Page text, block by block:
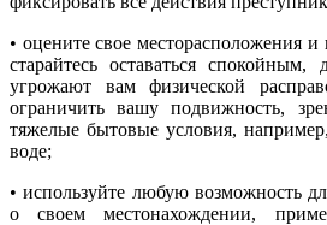
• оцените свое месторасположения и
старайтесь оставаться
угрожают вам физической
ограничить вашу подвижность,
тяжелые бытовые условия,
воде;
• используйте любую возможность
о своем местонахождении,